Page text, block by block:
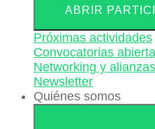
ABRIR
Próximas actividades
Convocatorias
Networking y alianzas
Newsletter
Quiénes somos